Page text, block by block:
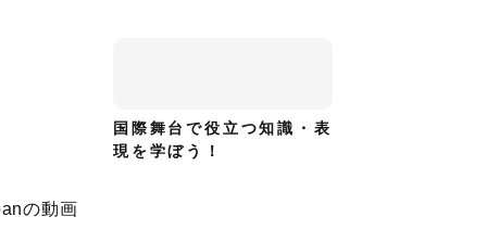
の動画
国際舞台で役立つ知識・表
現を学ぼう！